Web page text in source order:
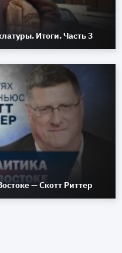
Итоги. Часть 3
— Скотт Риттер